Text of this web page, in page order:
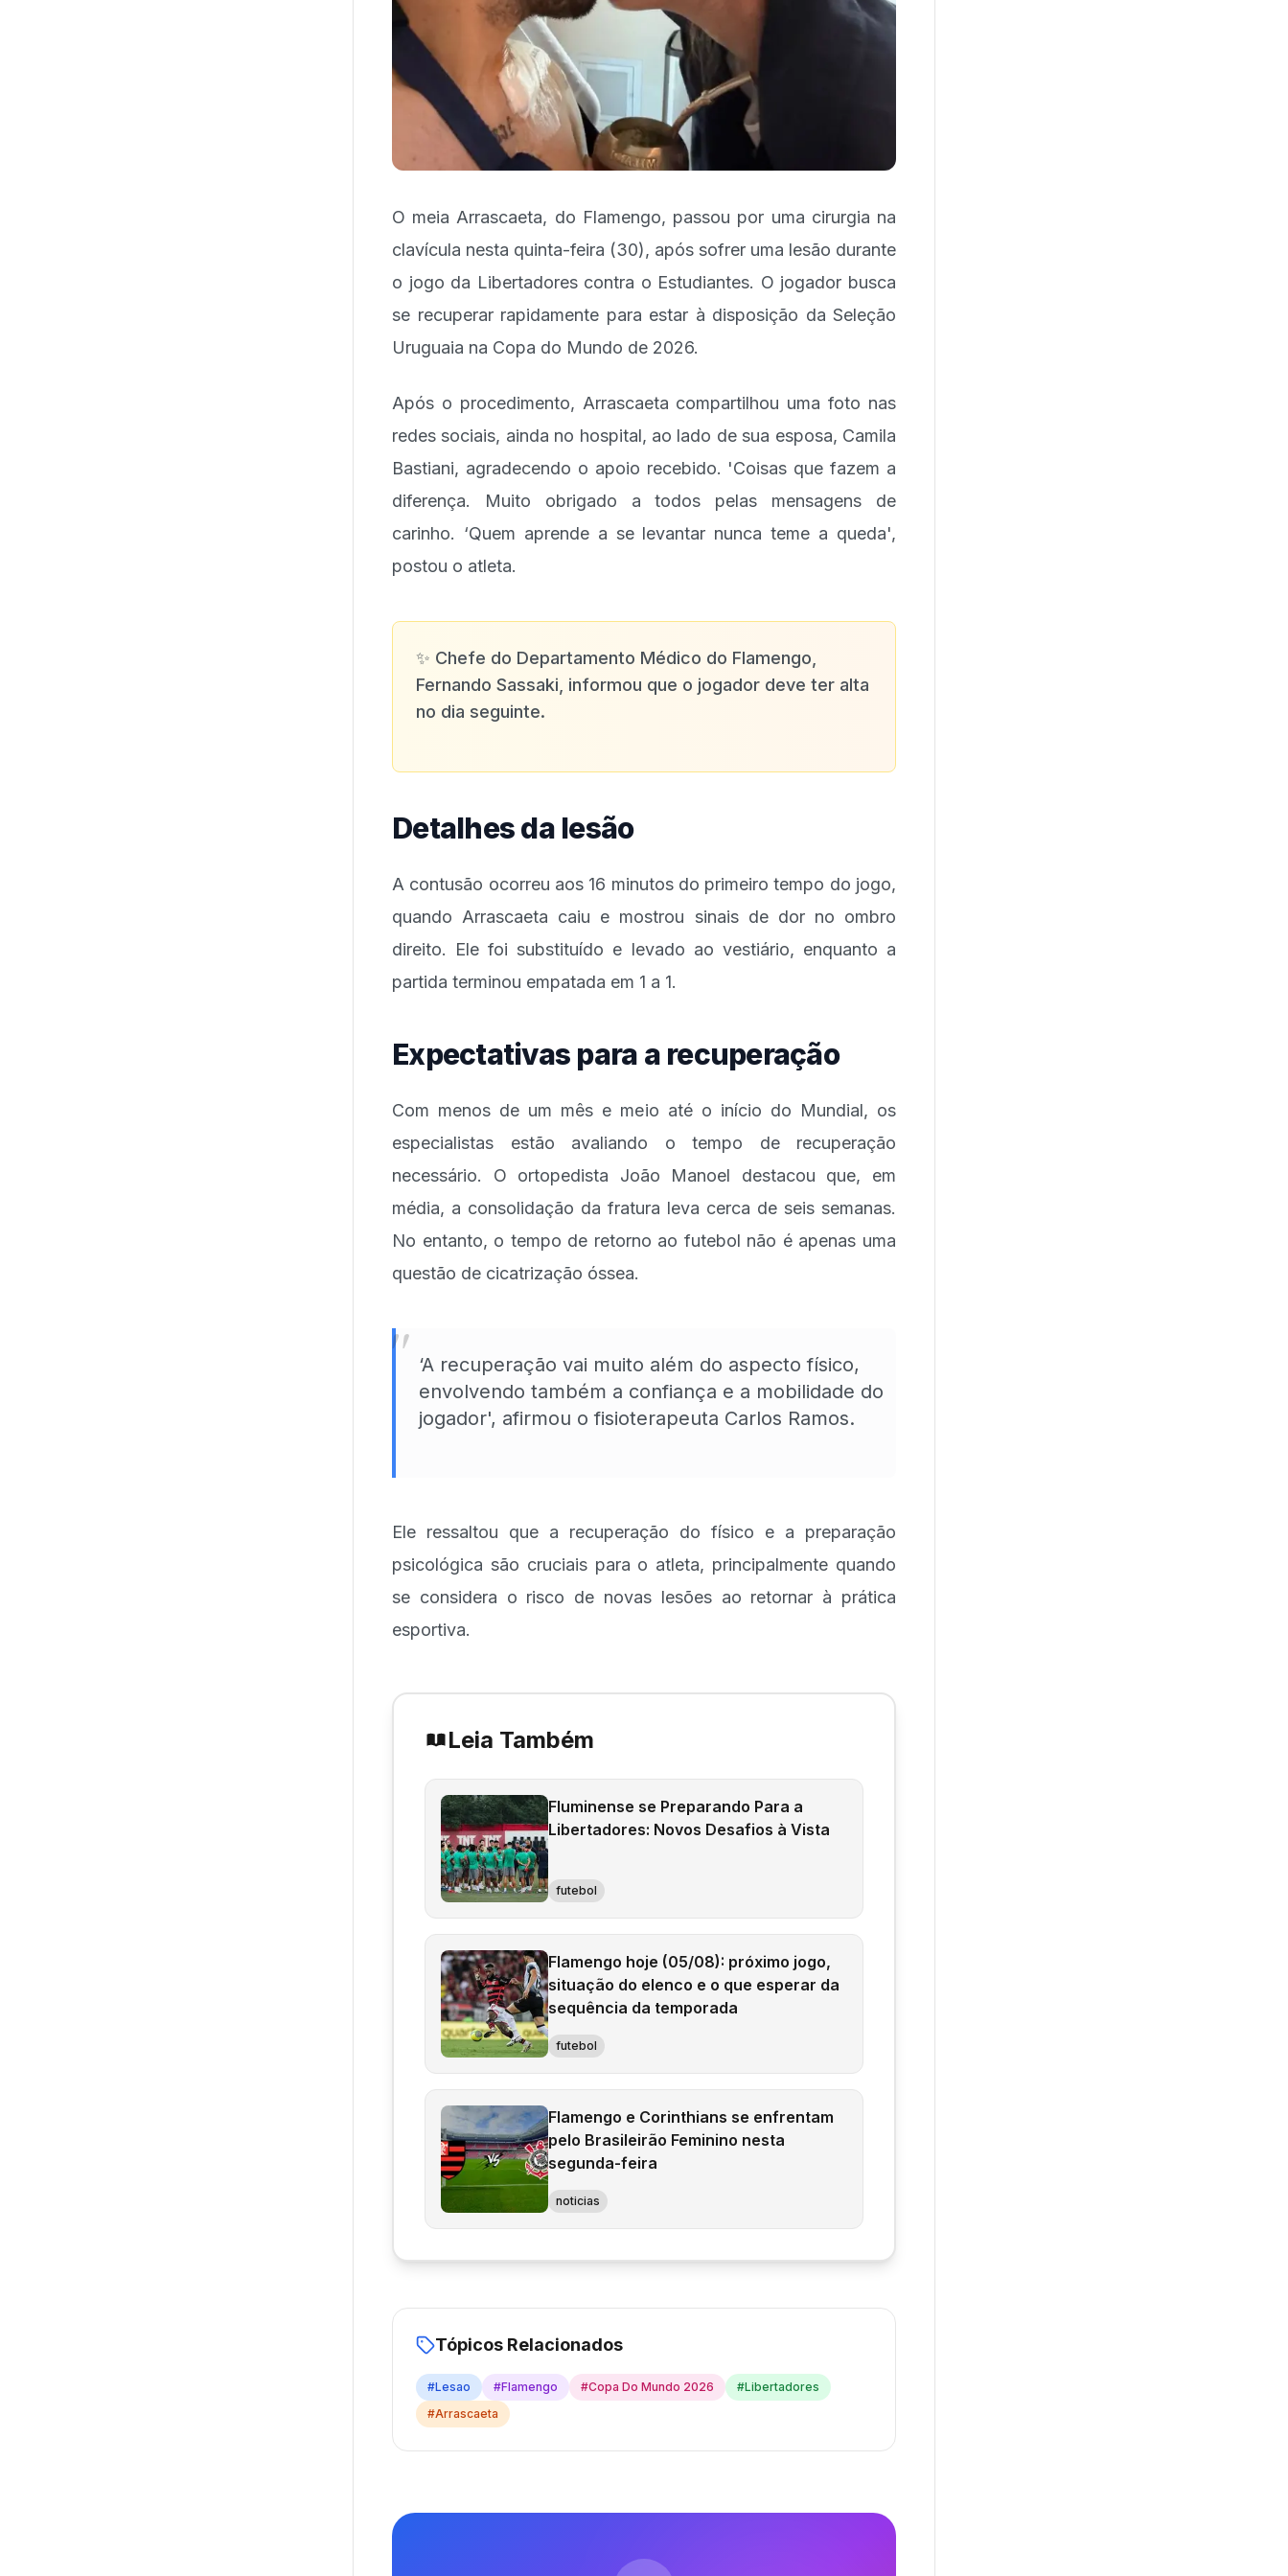
O meia Arrascaeta, do Flamengo, passou por uma cirurgia na
clavícula nesta quinta-feira (30), após sofrer uma lesão durante
o jogo da Libertadores contra o Estudiantes. O jogador busca
se recuperar rapidamente para estar à disposição da Seleção
Uruguaia na Copa do Mundo de 2026.
Após o procedimento, Arrascaeta compartilhou uma foto nas
redes sociais, ainda no hospital, ao lado de sua esposa, Camila
Bastiani, agradecendo o apoio recebido. 'Coisas que fazem a
diferença. Muito obrigado a todos pelas mensagens de
carinho. ‘Quem aprende a se levantar nunca teme a queda',
postou o atleta.
✨ Chefe do Departamento Médico do Flamengo,
Fernando Sassaki, informou que o jogador deve ter alta
no dia seguinte.
Detalhes da lesão
A contusão ocorreu aos 16 minutos do primeiro tempo do jogo,
quando Arrascaeta caiu e mostrou sinais de dor no ombro
direito. Ele foi substituído e levado ao vestiário, enquanto a
partida terminou empatada em 1 a 1.
Expectativas para a recuperação
Com menos de um mês e meio até o início do Mundial, os
especialistas estão avaliando o tempo de recuperação
necessário. O ortopedista João Manoel destacou que, em
média, a consolidação da fratura leva cerca de seis semanas.
No entanto, o tempo de retorno ao futebol não é apenas uma
questão de cicatrização óssea.
" ‘A recuperação vai muito além do aspecto físico,
envolvendo também a confiança e a mobilidade do
jogador', afirmou o fisioterapeuta Carlos Ramos.
Ele ressaltou que a recuperação do físico e a preparação
psicológica são cruciais para o atleta, principalmente quando
se considera o risco de novas lesões ao retornar à prática
esportiva.
Leia Também
Fluminense se Preparando Para a
Libertadores: Novos Desafios à Vista
futebol
Flamengo hoje (05/08): próximo jogo,
situação do elenco e o que esperar da
sequência da temporada
futebol
Flamengo e Corinthians se enfrentam
pelo Brasileirão Feminino nesta
segunda-feira
noticias
Tópicos Relacionados
#Lesao #Flamengo #Copa Do Mundo 2026 #Libertadores
#Arrascaeta